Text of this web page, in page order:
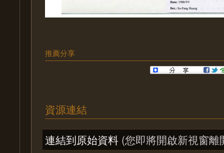
推薦分享
資源連結
連結到原始資料 (您即將開啟新視窗離